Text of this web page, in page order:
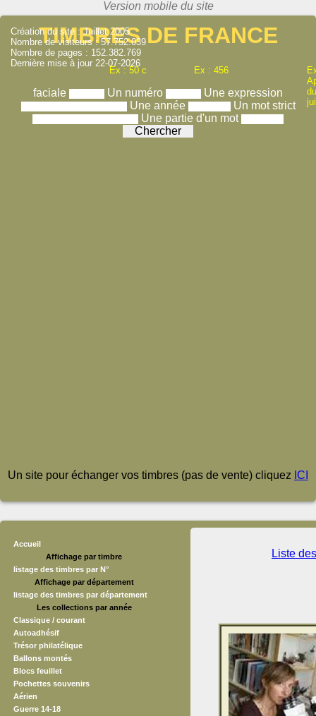
TIMBRES DE FRANCE
Ex : 50 c Ex : 456
faciale Un numéro
Une expression
Une année
Un mot strict
Une partie d'un mot
Création du site : Juillet 2005
Nombre de visiteurs : 57.752.039
Nombre de pages : 152.382.769
Dernière mise à jour 22-07-2026
Un site pour échanger vos timbres (pas de vente) cliquez ICI
Accueil
Affichage par timbre
listage des timbres par N°
Affichage par département
listage des timbres par département
Les collections par année
Classique / courant
Autoadhésif
Trésor philatélique
Ballons montés
Blocs feuillet
Pochettes souvenirs
Aérien
Guerre 14-18
Liste